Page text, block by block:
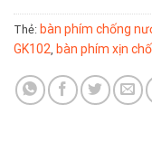
Thẻ: bàn phím chống
GK102 bàn phím xịn